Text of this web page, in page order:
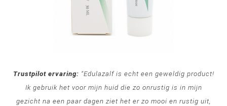
Trustpilot ervaring: “Edulazalf is echt een geweldig product!
Ik gebruik het voor mijn huiddie zo onrustig is in mijn
gezicht na een paar dagen ziet het er zo mooi en rustig uit,